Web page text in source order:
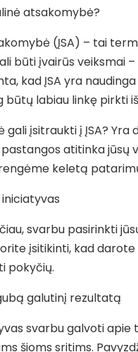
atsakomybė?
(ĮSA) – tai
būti įvairūs veiksmai
kad ĮSA yra
būtų labiau linkę pirkti
gali įsitraukti į ĮSA?
pastangos atitinka
keletą
svarbu pasirinkti
įsitikinti, kad
pokyčių.
galutinį rezultatą
svarbu galvoti
šioms sritims.